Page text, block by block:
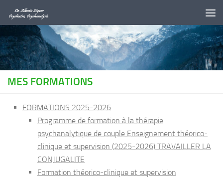
Au dessous du contenu
MES FORMATIONS
FORMATIONS 2025-2026
Programme de formation à la thérapie
psychanalytique de couple Enseignement théorico-
clinique et supervision (2025-2026) TRAVAILLER LA
CONJUGALITE
Formation théorico-clinique et supervision